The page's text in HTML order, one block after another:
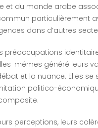
et du monde arabe
particulièrement
dans d’autres
préoccupations
mêmes généré leurs
et la nuance. Elles
politico-
perceptions, leurs